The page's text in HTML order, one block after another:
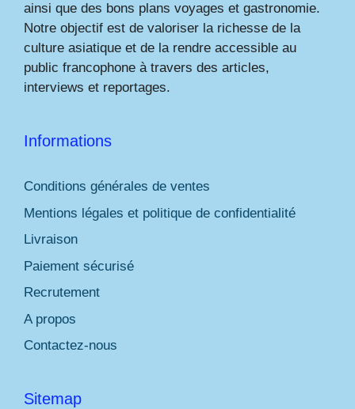
ainsi que des bons plans voyages et gastronomie.
Notre objectif est de valoriser la richesse de la
culture asiatique et de la rendre accessible au
public francophone à travers des articles,
interviews et reportages.
Informations
Conditions générales de ventes
Mentions légales et politique de confidentialité
Livraison
Paiement sécurisé
Recrutement
A propos
Contactez-nous
Sitemap